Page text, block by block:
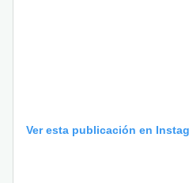
Ver esta publicación en